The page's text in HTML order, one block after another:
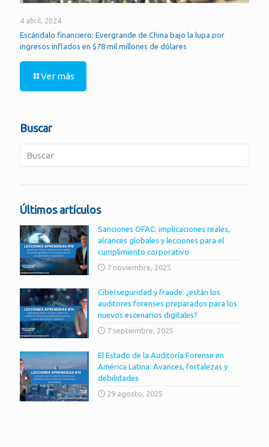
4 abril, 2024
Escándalo financiero: Evergrande de China bajo la lupa por
ingresos inflados en $78 mil millones de dólares
Ver más
Buscar
Últimos artículos
Sanciones OFAC: implicaciones reales,
alcances globales y lecciones para el
cumplimiento corporativo
7 noviembre, 2025
Ciberseguridad y fraude: ¿están los
auditores forenses preparados para los
nuevos escenarios digitales?
7 septiembre, 2025
El Estado de la Auditoría Forense en
América Latina: Avances, fortalezas y
debilidades
29 agosto, 2025